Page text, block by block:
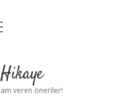
veren öneriler!